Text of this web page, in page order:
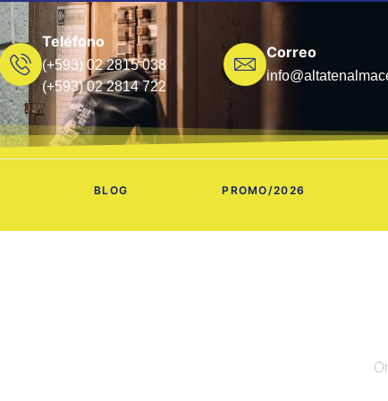
Teléfono
(+593) 02 2815 038
(+593) 02 2814 722
Correo
BLOG PROMO/2026